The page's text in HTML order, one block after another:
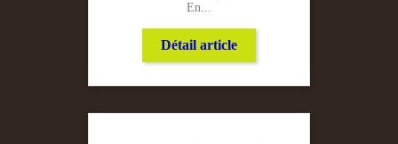
En...
Détail article